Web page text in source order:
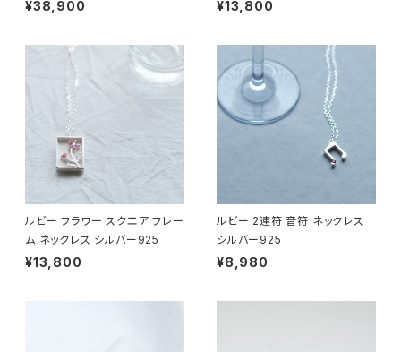
¥38,900 ¥13,800
ルビー フラワー スクエア フレー
ム ネックレス シルバー925
¥13,800
ルビー 2連符 音符 ネックレス
シルバー925
¥8,980